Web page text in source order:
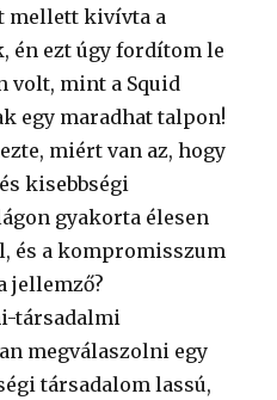
mellett kivívta a
én ezt úgy fordítom le
volt, mint a Squid
egy maradhat talpon!
miért van az, hogy
kisebbségi
gyakorta élesen
és a kompromisszum
jellemző?
társadalmi
megválaszolni egy
társadalom lassú,